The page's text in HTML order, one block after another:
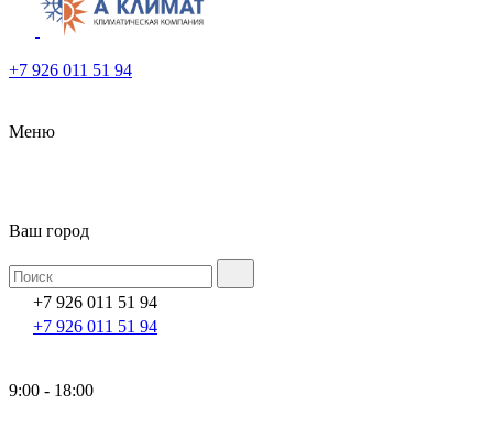
+7 926 011 51 94
Меню
Ваш город
+7 926 011 51 94
+7 926 011 51 94
9:00 - 18:00